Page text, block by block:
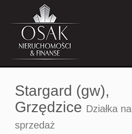
Stargard (gw),
Grzędzice Działka na
sprzedaż